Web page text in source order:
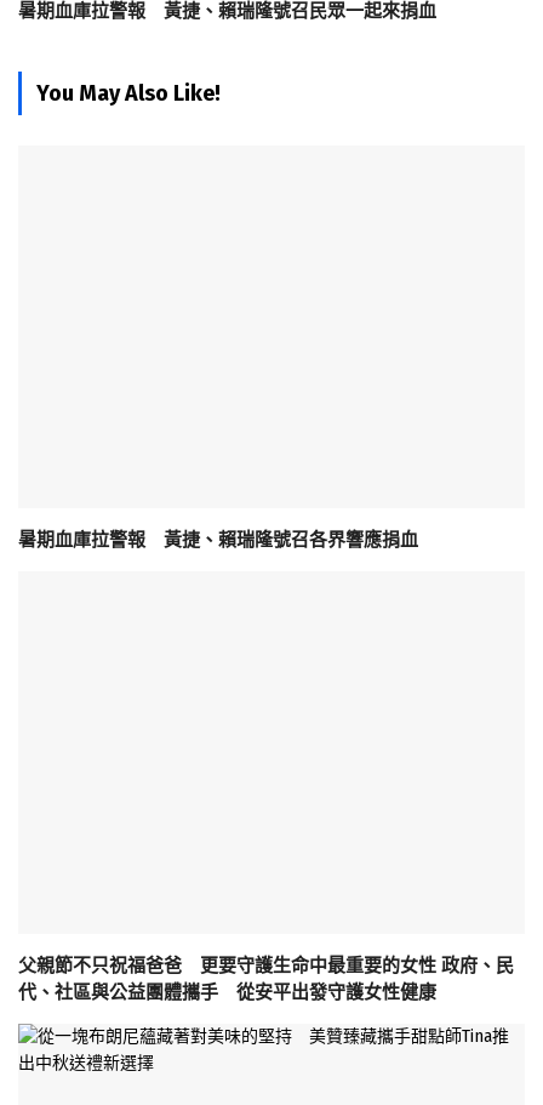
暑期血庫拉警報 黃捷、賴瑞隆號召民眾一起來捐血
You May Also Like!
暑期血庫拉警報 黃捷、賴瑞隆號召各界響應捐血
父親節不只祝福爸爸 更要守護生命中最重要的女性 政府、民
代、社區與公益團體攜手 從安平出發守護女性健康